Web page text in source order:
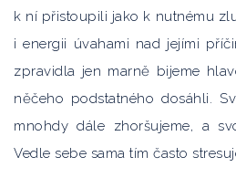
k ní přistoupili jako k nutnému
i energii úvahami nad jejími
zpravidla jen marně bijeme
něčeho podstatného dosáhli.
mnohdy dále zhoršujeme, a
Vedle sebe sama tím často